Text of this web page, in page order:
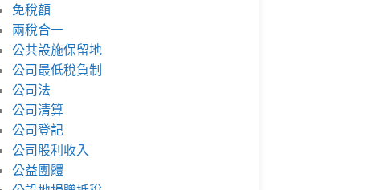
免稅額
兩稅合一
公共設施保留地
公司最低稅負制
公司法
公司清算
公司登記
公司股利收入
公益團體